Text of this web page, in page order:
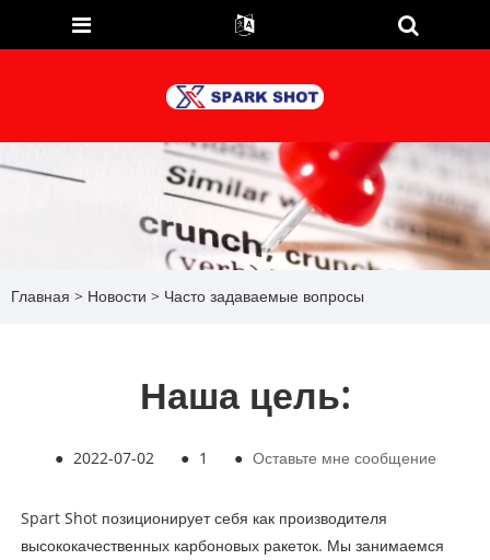
Главная > Новости > Часто задаваемые вопросы
Наша цель:
● 2022-07-02 ● 1 ● Оставьте мне сообщение
Spart Shot позиционирует себя как производителя
высококачественных карбоновых ракеток. Мы занимаемся